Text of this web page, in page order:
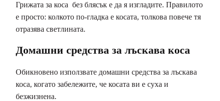
Грижата за коса без блясък е да я изгладите. Правилото
е просто: колкото по-гладка е косата, толкова повече тя
отразява светлината.
Домашни средства за лъскава коса
Обикновено използвате домашни средства за лъскава
коса, когато забележите, че косата ви е суха и
безжизнена.